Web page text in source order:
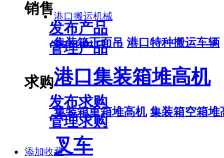
销售
发布产品
管理产品
求购
发布求购
管理求购
添加收藏
港口搬运机械
集装箱正面吊 港口特种搬运车辆
港口集装箱堆高机
集装箱重箱堆高机 集装箱空箱堆
叉车